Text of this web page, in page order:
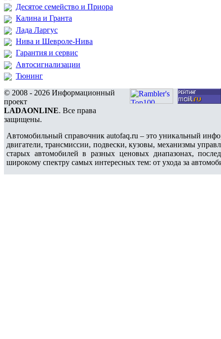
Десятое семейство и Приора
Калина и Гранта
Лада Ларгус
Нива и Шевроле-Нива
Гарантия и сервис
Автосигнализации
Тюнинг
© 2008 - 2026 Информационный
проект
LADAONLINE. Все права
защищены.
Автомобильный справочник autofaq.ru – это уникальный
двигатели, трансмиссии, подвески, кузовы, механизмы
старых автомобилей в разных ценовых диапазонах,
широкому спектру самых интересных тем: от ухода за